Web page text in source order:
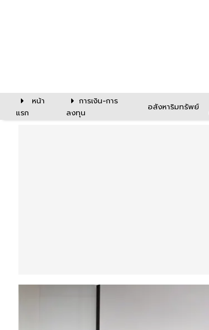
หน้า
แรก
การเงิน-การ
ลงทุน
อสังหาริมทรัพย์